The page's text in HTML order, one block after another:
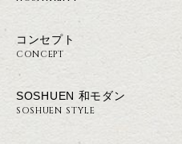
コンセプト
CONCEPT
SOSHUEN 和モダン
SOSHUEN STYLE